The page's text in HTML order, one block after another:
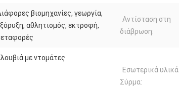
βιομηχανίες, γεωργία,
αθλητισμός, εκτροφή,
Αντίσταση στη
διάβρωση:
με ντομάτες
Εσωτερικά υλικά
Σύρμα: